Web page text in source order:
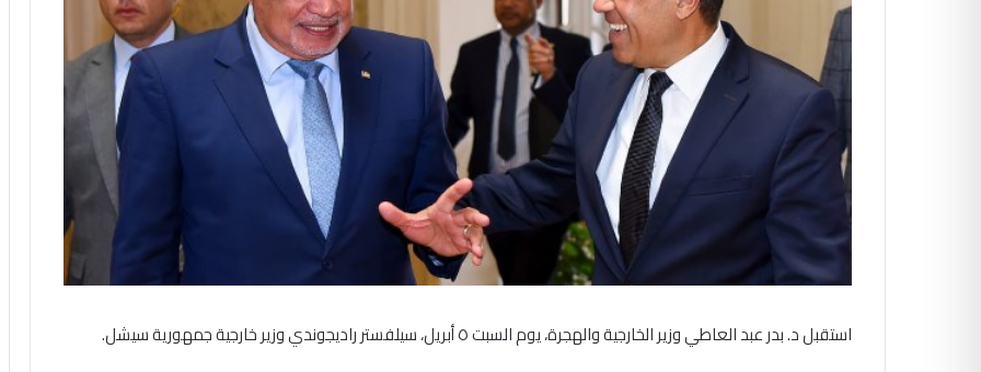
استقبل د. بدر عبد العاطي وزير الخارجية والهجرة، يوم السبت ٥ أبريل، سيلفستر راديجوندي وزير خارجية جمهورية سيشل.